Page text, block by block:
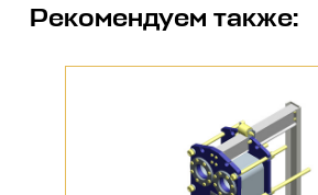
Рекомендуем также: